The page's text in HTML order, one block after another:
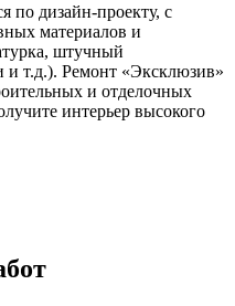
по дизайн-проекту, с
материалов и
штучный
и т.д.). Ремонт «Эксклюзив»
и отделочных
интерьер высокого